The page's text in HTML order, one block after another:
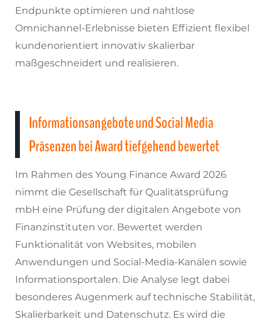
Endpunkte optimieren und nahtlose
Omnichannel-Erlebnisse bieten Effizient flexibel
kundenorientiert innovativ skalierbar
maßgeschneidert und realisieren.
Informationsangebote und Social Media
Präsenzen bei Award tiefgehend bewertet
Im Rahmen des Young Finance Award 2026
nimmt die Gesellschaft für Qualitätsprüfung
mbH eine Prüfung der digitalen Angebote von
Finanzinstituten vor. Bewertet werden
Funktionalität von Websites, mobilen
Anwendungen und Social-Media-Kanälen sowie
Informationsportalen. Die Analyse legt dabei
besonderes Augenmerk auf technische Stabilität,
Skalierbarkeit und Datenschutz. Es wird die